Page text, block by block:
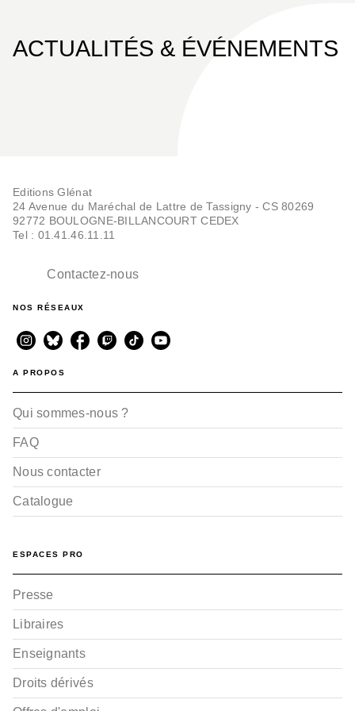
ACTUALITÉS & ÉVÉNEMENTS
Editions Glénat
24 Avenue du Maréchal de Lattre de Tassigny - CS 80269
92772 BOULOGNE-BILLANCOURT CEDEX
Tel : 01.41.46.11.11
Contactez-nous
NOS RÉSEAUX
A PROPOS
Qui sommes-nous ?
FAQ
Nous contacter
Catalogue
ESPACES PRO
Presse
Libraires
Enseignants
Droits dérivés